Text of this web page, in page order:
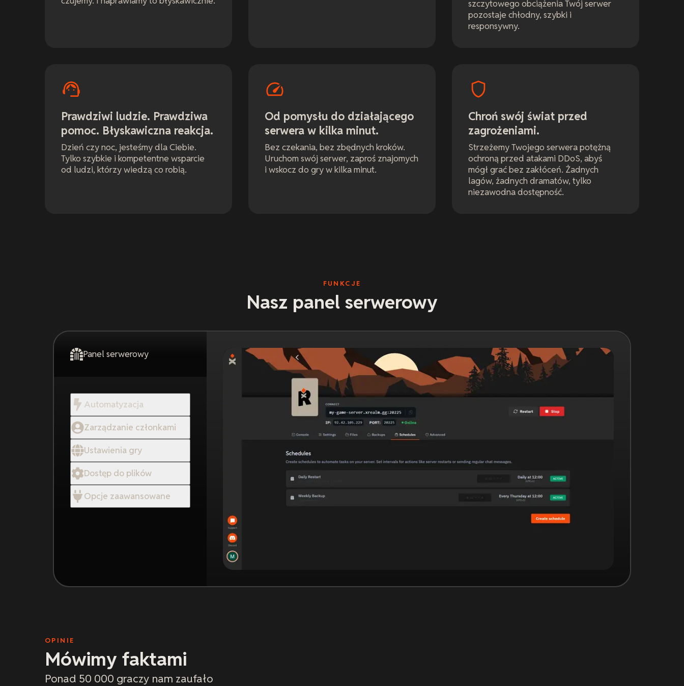
szczytowego obciążenia Twój serwer
pozostaje chłodny, szybki i
responsywny.
Prawdziwi ludzie. Prawdziwa
pomoc. Błyskawiczna reakcja.
Dzień czy noc, jesteśmy dla Ciebie.
Tylko szybkie i kompetentne wsparcie
od ludzi, którzy wiedzą co robią.
Od pomysłu do działającego
serwera w kilka minut.
Bez czekania, bez zbędnych kroków.
Uruchom swój serwer, zaproś znajomych
i wskocz do gry w kilka minut.
Chroń swój świat przed
zagrożeniami.
Strzeżemy Twojego serwera potężną
ochroną przed atakami DDoS, abyś
mógł grać bez zakłóceń. Żadnych
lagów, żadnych dramatów, tylko
niezawodna dostępność.
FUNKCJE
Nasz panel serwerowy
Panel serwerowy
Automatyzacja
Zarządzanie członkami
Ustawienia gry
Dostęp do plików
Opcje zaawansowane
OPINIE
Mówimy faktami
Ponad 50 000 graczy nam zaufało